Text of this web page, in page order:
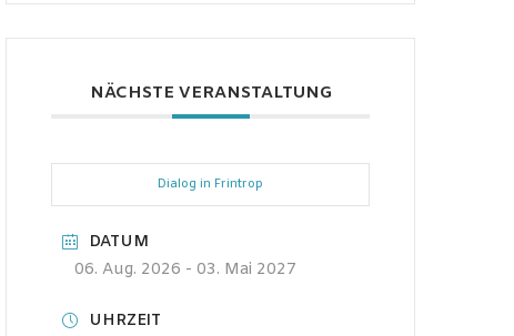
NÄCHSTE VERANSTALTUNG
Dialog in Frintrop
DATUM
06. Aug. 2026 - 03. Mai 2027
UHRZEIT